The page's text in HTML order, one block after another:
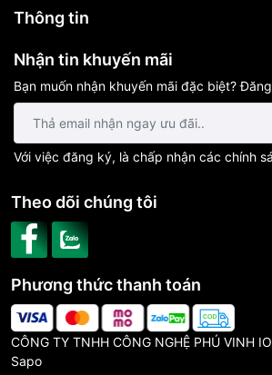
Thông tin
Nhận tin khuyến mãi
Bạn muốn nhận khuyến mãi đặc biệt?
Với việc đăng ký, là chấp nhận các chính
CÔNG TY TNHH CÔNG NGHỆ PHÚ VINH
Sapo
Phương thức thanh toán
Theo dõi chúng tôi